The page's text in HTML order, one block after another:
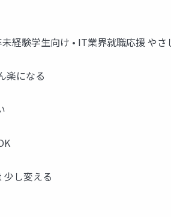
経験学生向け • IT業界就職応援 や
楽になる
少し変える